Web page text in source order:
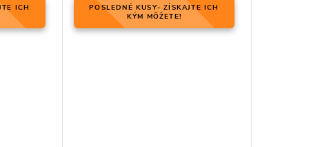
ICH
POSLEDNÉ KUSY- ZÍSKAJTE ICH
KÝM MÔŽETE!